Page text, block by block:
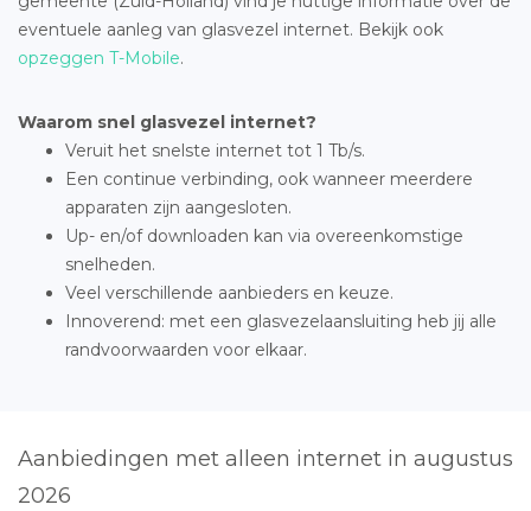
eventuele aanleg van glasvezel internet. Bekijk ook
opzeggen T-Mobile.
Waarom snel glasvezel internet?
Veruit het snelste internet tot 1 Tb/s.
Een continue verbinding, ook wanneer meerdere
apparaten zijn aangesloten.
Up- en/of downloaden kan via overeenkomstige
snelheden.
Veel verschillende aanbieders en keuze.
Innoverend: met een glasvezelaansluiting heb jij alle
randvoorwaarden voor elkaar.
Aanbiedingen met alleen internet in augustus
2026